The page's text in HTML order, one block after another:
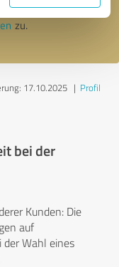
zu.
17.10.2025| Profil
bei der
Kunden: Die
auf
Wahl eines